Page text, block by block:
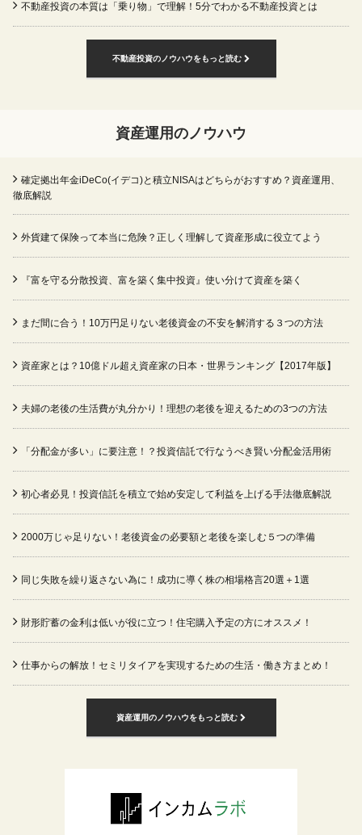
不動産投資の本質は「乗り物」で理解！5分でわかる不動産投資とは
不動産投資のノウハウをもっと読む
資産運用のノウハウ
確定拠出年金iDeCo(イデコ)と積立NISAはどちらがおすすめ？資産運用、
徹底解説
外貨建て保険って本当に危険？正しく理解して資産形成に役立てよう
『富を守る分散投資、富を築く集中投資』使い分けて資産を築く
まだ間に合う！10万円足りない老後資金の不安を解消する３つの方法
資産家とは？10億ドル超え資産家の日本・世界ランキング【2017年版】
夫婦の老後の生活費が丸分かり！理想の老後を迎えるための3つの方法
「分配金が多い」に要注意！？投資信託で行なうべき賢い分配金活用術
初心者必見！投資信託を積立で始め安定して利益を上げる手法徹底解説
2000万じゃ足りない！老後資金の必要額と老後を楽しむ５つの準備
同じ失敗を繰り返さない為に！成功に導く株の相場格言20選＋1選
財形貯蓄の金利は低いが役に立つ！住宅購入予定の方にオススメ！
仕事からの解放！セミリタイアを実現するための生活・働き方まとめ！
資産運用のノウハウをもっと読む